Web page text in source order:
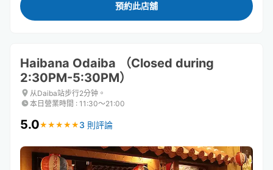
預約此店舖
Haibana Odaiba （Closed during
2:30PM-5:30PM）
从Daiba站步行2分钟。
本日營業時間 : 11:30〜21:00
5.0★ ★ ★ ★ ★
★ ★ ★ ★ ★ 3 則評論